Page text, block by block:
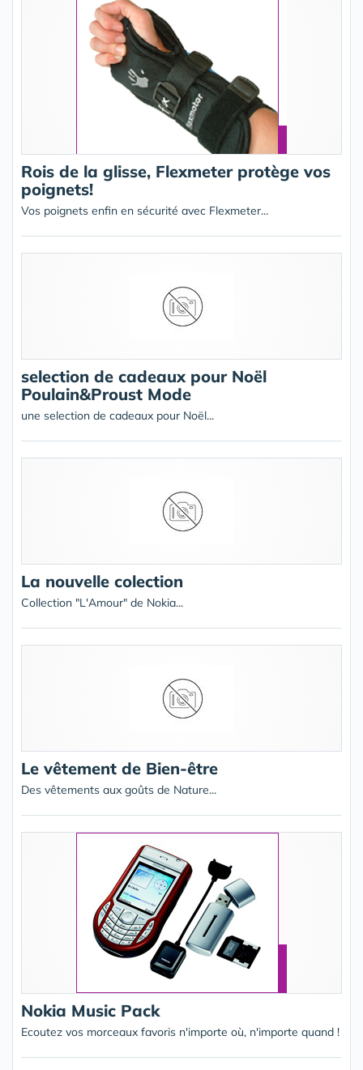
Rois de la glisse, Flexmeter protège vos
poignets!
Vos poignets enfin en sécurité avec Flexmeter...
selection de cadeaux pour Noël
Poulain&Proust Mode
une selection de cadeaux pour Noël...
La nouvelle colection
Collection "L'Amour" de Nokia...
Le vêtement de Bien-être
Des vêtements aux goûts de Nature...
Nokia Music Pack
Ecoutez vos morceaux favoris n'importe où, n'importe quand !